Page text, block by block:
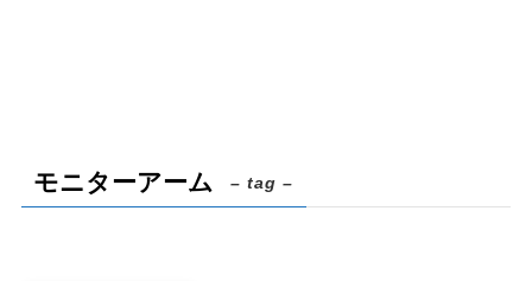
モニターアーム – tag –